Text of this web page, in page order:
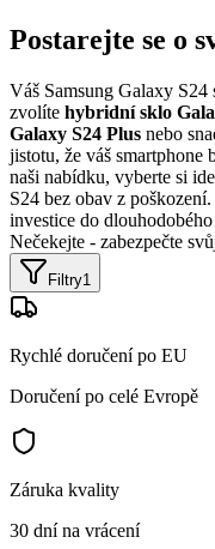
Postarejte se o
Váš Samsung Galaxy
zvolíte hybridní sklo
Galaxy S24 Plus nebo
jistotu, že váš smartphone
naši nabídku, vyberte si
S24 bez obav z
investice do
Nečekejte - zabezpečte
Filtry1
Rychlé doručení po EU
Doručení po celé Evropě
Záruka kvality
30 dní na vrácení